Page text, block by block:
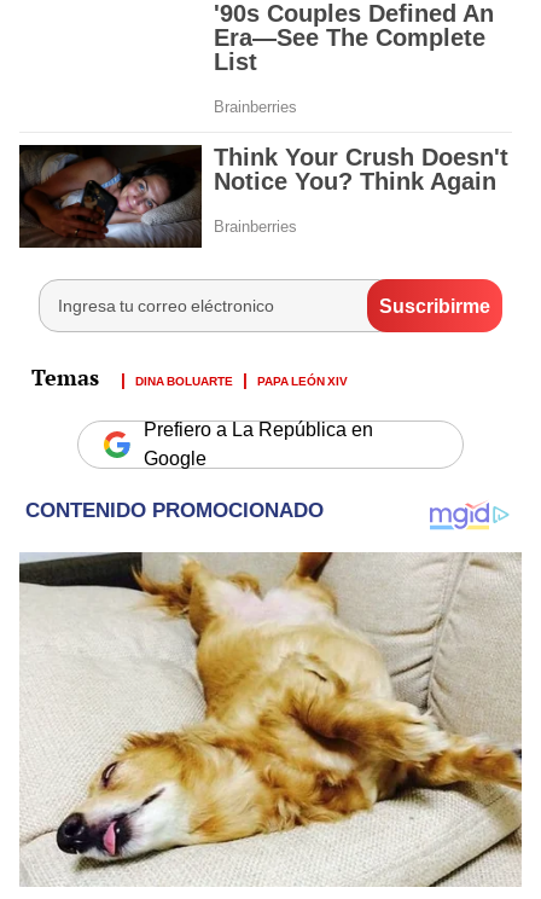
DINA BOLUARTE PAPA LEÓN XIV
Prefiero a La República en
Google